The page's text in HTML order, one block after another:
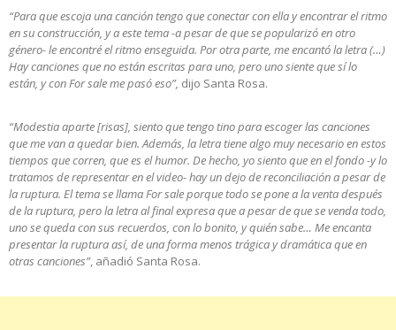
“Para que escoja una canción tengo que conectar con ella y encontrar el ritmo
en su construcción, y a este tema -a pesar de que se popularizó en otro
género- le encontré el ritmo enseguida. Por otra parte, me encantó la letra (…)
Hay canciones que no están escritas para uno, pero uno siente que sí lo
están, y con For sale me pasó eso”, dijo Santa Rosa.
“Modestia aparte [risas], siento que tengo tino para escoger las canciones
que me van a quedar bien. Además, la letra tiene algo muy necesario en estos
tiempos que corren, que es el humor. De hecho, yo siento que en el fondo -y lo
tratamos de representar en el video- hay un dejo de reconciliación a pesar de
la ruptura. El tema se llama For sale porque todo se pone a la venta después
de la ruptura, pero la letra al final expresa que a pesar de que se venda todo,
uno se queda con sus recuerdos, con lo bonito, y quién sabe… Me encanta
presentar la ruptura así, de una forma menos trágica y dramática que en
otras canciones”, añadió Santa Rosa.